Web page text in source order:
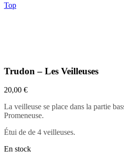
Top
Trudon – Les Veilleuses
20,00 €
La veilleuse se place dans la partie
Promeneuse.
Étui de de 4 veilleuses.
En stock